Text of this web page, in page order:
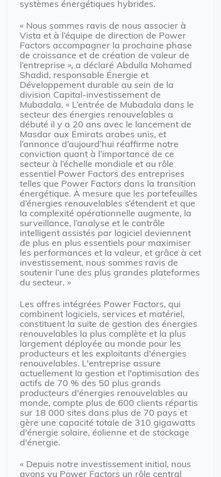
systèmes énergétiques hybrides.
« Nous sommes ravis de nous associer à
Vista et à l’équipe de direction de Power
Factors accompagner la prochaine phase
de croissance et de création de valeur de
l’entreprise », a déclaré Abdulla Mohamed
Shadid, responsable Énergie et
Développement durable au sein de la
division Capital-investissement de
Mubadala. « L’entrée de Mubadala dans le
secteur des énergies renouvelables a
débuté il y a 20 ans avec le lancement de
Masdar aux Émirats arabes unis, et
l’annonce d’aujourd’hui réaffirme notre
conviction quant à l’importance de ce
secteur à l’échelle mondiale et au rôle
essentiel Power Factors des entreprises
telles que Power Factors dans la transition
énergétique. À mesure que les portefeuilles
d’énergies renouvelables s’étendent et que
la complexité opérationnelle augmente, la
surveillance, l’analyse et le contrôle
intelligent assistés par logiciel deviennent
de plus en plus essentiels pour maximiser
les performances et la valeur, et grâce à cet
investissement, nous sommes ravis de
soutenir l’une des plus grandes plateformes
du secteur. »
Les offres intégrées Power Factors, qui
combinent logiciels, services et matériel,
constituent la suite de gestion des énergies
renouvelables la plus complète et la plus
largement déployée au monde pour les
producteurs et les exploitants d'énergies
renouvelables. L'entreprise assure
actuellement la gestion et l'optimisation des
actifs de 70 % des 50 plus grands
producteurs d'énergies renouvelables au
monde, compte plus de 600 clients répartis
sur 18 000 sites dans plus de 70 pays et
gère une capacité totale de 310 gigawatts
d'énergie solaire, éolienne et de stockage
d'énergie.
« Depuis notre investissement initial, nous
avons vu Power Factors un rôle central